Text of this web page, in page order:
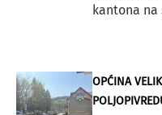
kantona na
OPĆINA